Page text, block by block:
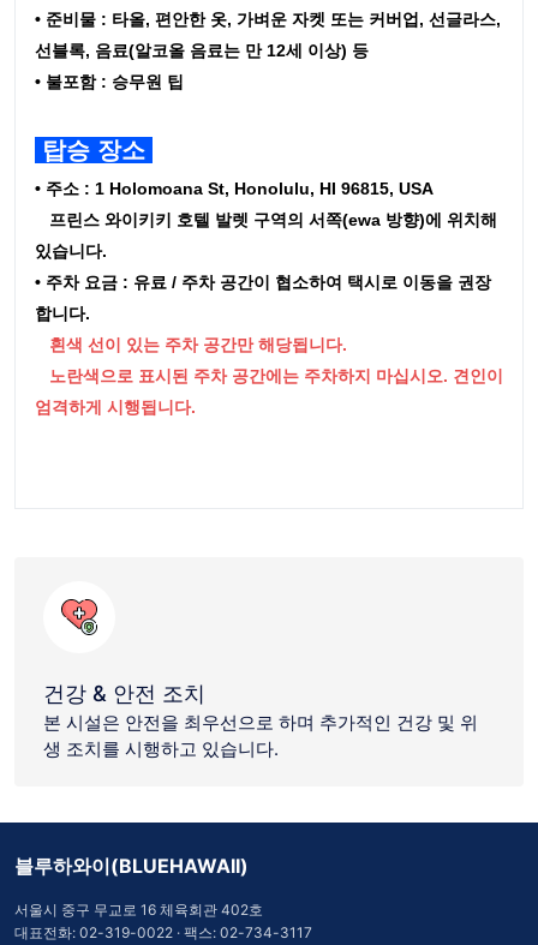
• 준비물 : 타올, 편안한 옷, 가벼운 자켓 또는 커버업, 선글라스,
선블록, 음료(알코올 음료는 만 12세 이상) 등
• 불포함 : 승무원 팁
탑승 장소
• 주소 : 1 Holomoana St, Honolulu, HI 96815, USA
프린스 와이키키 호텔 발렛 구역의 서쪽(ewa 방향)에 위치해
있습니다.
• 주차 요금 : 유료 / 주차 공간이 협소하여 택시로 이동을 권장
합니다.
흰색 선이 있는 주차 공간만 해당됩니다.
노란색으로 표시된 주차 공간에는 주차하지 마십시오. 견인이
엄격하게 시행됩니다.
건강 & 안전 조치
본 시설은 안전을 최우선으로 하며 추가적인 건강 및 위
생 조치를 시행하고 있습니다.
블루하와이(BLUEHAWAII)
서울시 중구 무교로 16 체육회관 402호
대표전화: 02-319-0022 · 팩스: 02-734-3117